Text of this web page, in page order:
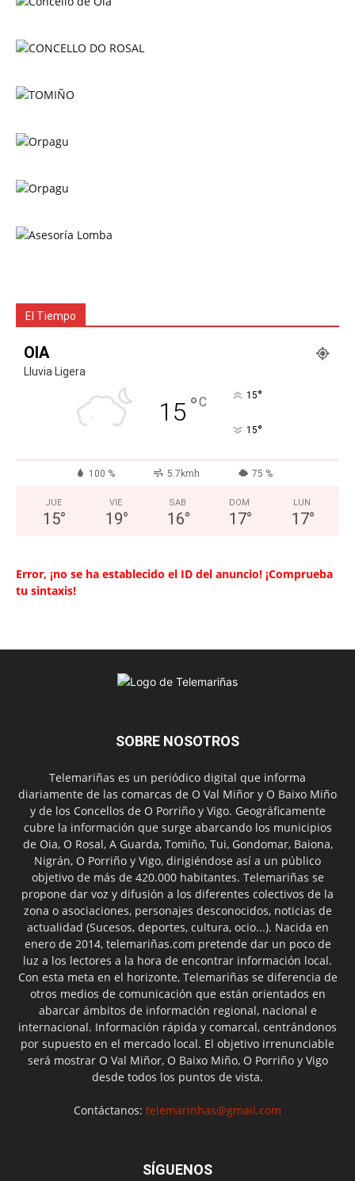
El Tiempo
OIA
Lluvia Ligera
15 °C 15°
15°
100 % 5.7kmh 75 %
JUE
15°
VIE
19°
SAB
16°
DOM
17°
LUN
17°
Error, ¡no se ha establecido el ID del anuncio! ¡Comprueba
tu sintaxis!
SOBRE NOSOTROS
Telemariñas es un periódico digital que informa
diariamente de las comarcas de O Val Miñor y O Baixo Miño
y de los Concellos de O Porriño y Vigo. Geográficamente
cubre la información que surge abarcando los municipios
de Oia, O Rosal, A Guarda, Tomiño, Tui, Gondomar, Baiona,
Nigrán, O Porriño y Vigo, dirigiéndose así a un público
objetivo de más de 420.000 habitantes. Telemariñas se
propone dar voz y difusión a los diferentes colectivos de la
zona o asociaciones, personajes desconocidos, noticias de
actualidad (Sucesos, deportes, cultura, ocio...). Nacida en
enero de 2014, telemariñas.com pretende dar un poco de
luz a los lectores a la hora de encontrar información local.
Con esta meta en el horizonte, Telemariñas se diferencia de
otros medios de comunicación que están orientados en
abarcar ámbitos de información regional, nacional e
internacional. Información rápida y comarcal, centrándonos
por supuesto en el mercado local. El objetivo irrenunciable
será mostrar O Val Miñor, O Baixo Miño, O Porriño y Vigo
desde todos los puntos de vista.
Contáctanos: telemarinhas@gmail.com
SÍGUENOS